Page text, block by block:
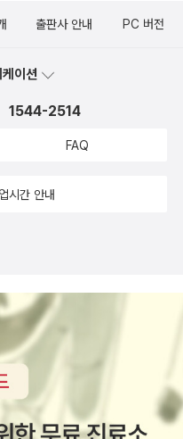
을 여는 열쇠, 즉 반복이라는
활을 하면서, 혹은 사람과의
것을 아이들은 이 책을 통해
했던 말 중, 지나간 성적들은
며 살아야겠다는 생각도 들
출판사 안내 PC 버전
이션
1544-2514
FAQ
시간 안내